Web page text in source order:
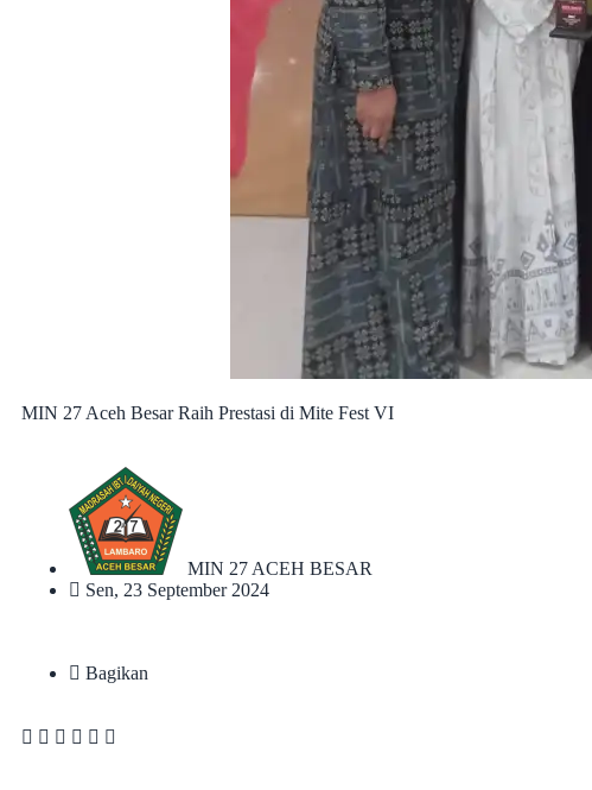
MIN 27 Aceh Besar Raih Prestasi di Mite Fest VI
MIN 27 ACEH BESAR
Sen, 23 September 2024
Bagikan